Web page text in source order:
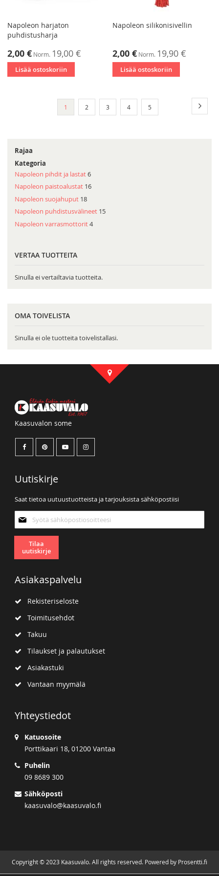
Napoleon harjaton
puhdistusharja
Tarjoushinta
2,00 € Norm. 19,00 €
Lisää ostoskoriin
Napoleon silikonisivellin
Tarjoushinta
2,00 € Norm. 19,90 €
Lisää ostoskoriin
Sivu
You're
currently
1 Sivu
2 Sivu
3 Sivu
4 Sivu
5
Rajaa
Kategoria
Napoleon pihdit ja lastat6
Napoleon paistoalustat 16
Napoleon suojahuput 18
Napoleon puhdistusvälineet 15
Napoleon varrasmottorit4
VERTAA TUOTTEITA
Sinulla ei vertailtavia tuotteita.
OMA TOIVELISTA
Sinulla ei ole tuotteita toivelistallasi.
Kaasuvalon some
Uutiskirje
Saat tietoa uutuustuotteista ja tarjouksista sähköpostiisi
uutiskirjeemme:
Tilaa
uutiskirje
Asiakaspalvelu
Rekisteriseloste
Toimitusehdot
Takuu
Tilaukset ja palautukset
Asiakastuki
Vantaan myymälä
Yhteystiedot
Katuosoite
Porttikaari 18, 01200 Vantaa
Puhelin
09 8689 300
Sähköposti
kaasuvalo@kaasuvalo.fi
Copyright © 2023 Kaasuvalo. All rights reserved. Powered by Prosentti.fi